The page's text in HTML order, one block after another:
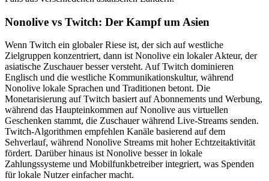
Nonolive vs Twitch: Der Kampf um Asien
Wenn Twitch ein globaler Riese ist, der sich auf westliche
Zielgruppen konzentriert, dann ist Nonolive ein lokaler Akteur, der
asiatische Zuschauer besser versteht. Auf Twitch dominieren
Englisch und die westliche Kommunikationskultur, während
Nonolive lokale Sprachen und Traditionen betont. Die
Monetarisierung auf Twitch basiert auf Abonnements und Werbung,
während das Haupteinkommen auf Nonolive aus virtuellen
Geschenken stammt, die Zuschauer während Live-Streams senden.
Twitch-Algorithmen empfehlen Kanäle basierend auf dem
Sehverlauf, während Nonolive Streams mit hoher Echtzeitaktivität
fördert. Darüber hinaus ist Nonolive besser in lokale
Zahlungssysteme und Mobilfunkbetreiber integriert, was Spenden
für lokale Nutzer einfacher macht.